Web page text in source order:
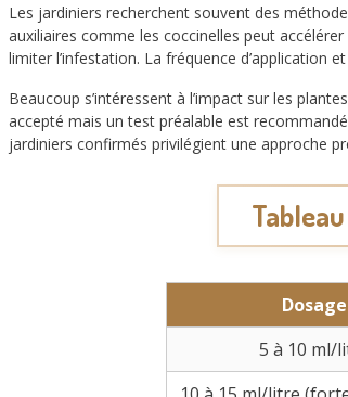
Les jardiniers recherchent souvent des
auxiliaires comme les coccinelles peut
limiter l’infestation. La fréquence d’application
Beaucoup s’intéressent à l’impact sur les
accepté mais un test préalable est
jardiniers confirmés privilégient une approche
Dosage
5 à 10 ml/